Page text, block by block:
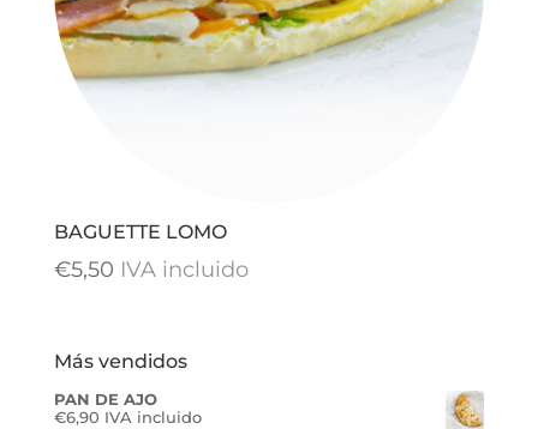
BAGUETTE LOMO
€5,50 IVA incluido
Más vendidos
PAN DE AJO
€6,90 IVA incluido